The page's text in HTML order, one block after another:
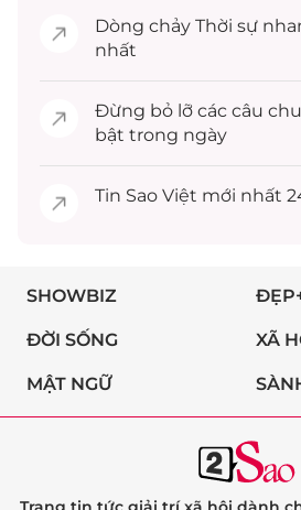
Dòng chảy Thời sự
nhất
Đừng bỏ lỡ các câu
bật trong ngày
Tin Sao Việt mới nhất
SHOWBIZ
ĐỜI SỐNG XÃ
MẬT NGỮ